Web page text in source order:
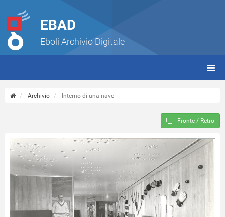
EBAD
Eboli Archivio Digitale
Archivio Interno di una nave
Fronte / Retro